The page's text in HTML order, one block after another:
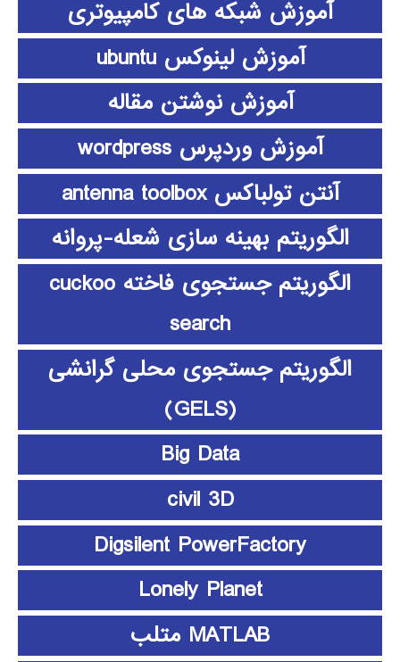
آموزش شبکه های کامپیوتری
آموزش لینوکس ubuntu
آموزش نوشتن مقاله
آموزش وردپرس wordpress
آنتن تولباکس antenna toolbox
الگوریتم بهینه سازی شعله-پروانه
الگوریتم جستجوی فاخته cuckoo
search
الگوریتم جستجوی محلی گرانشی
(GELS)
Big Data
civil 3D
Digsilent PowerFactory
Lonely Planet
MATLAB متلب